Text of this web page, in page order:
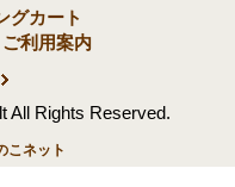
グカート
ご利用案内
All Rights Reserved.
こネット